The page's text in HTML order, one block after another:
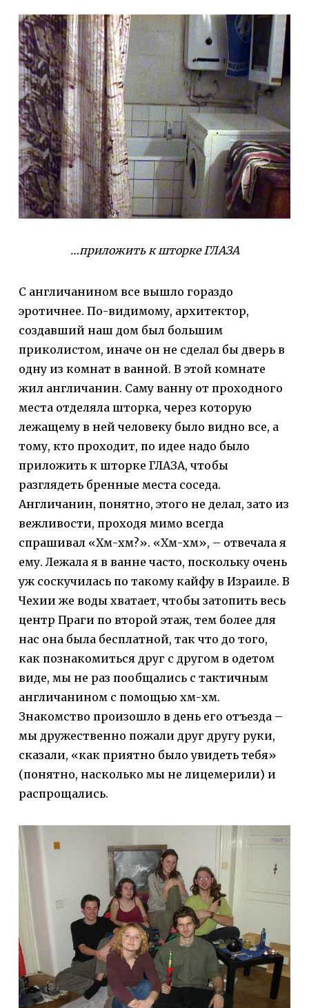
…приложить к шторке ГЛАЗА
С англичанином все вышло гораздо
эротичнее. По-видимому, архитектор,
создавший наш дом был большим
приколистом, иначе он не сделал бы дверь в
одну из комнат в ванной. В этой комнате
жил англичанин. Саму ванну от проходного
места отделяла шторка, через которую
лежащему в ней человеку было видно все, а
тому, кто проходит, по идее надо было
приложить к шторке ГЛАЗА, чтобы
разглядеть бренные места соседа.
Англичанин, понятно, этого не делал, зато из
вежливости, проходя мимо всегда
спрашивал «Хм-хм?». «Хм-хм», – отвечала я
ему. Лежала я в ванне часто, поскольку очень
уж соскучилась по такому кайфу в Израиле. В
Чехии же воды хватает, чтобы затопить весь
центр Праги по второй этаж, тем более для
нас она была бесплатной, так что до того,
как познакомиться друг с другом в одетом
виде, мы не раз пообщались с тактичным
англичанином с помощью хм-хм.
Знакомство произошло в день его отъезда –
мы дружественно пожали друг другу руки,
сказали, «как приятно было увидеть тебя»
(понятно, насколько мы не лицемерили) и
распрощались.